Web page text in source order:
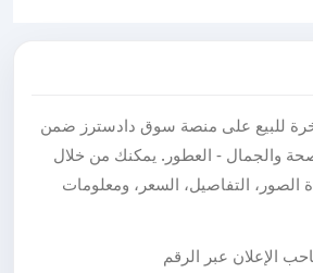
للبيع على منصة سوق دادسترز ضمن
والجمال - العطور. يمكنك من خلال
التفاصيل، السعر، ومعلومات
الإعلان عبر الرقم